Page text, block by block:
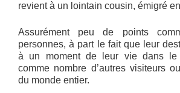
revient à un lointain cousin, émigré
Assurément peu de points
personnes, à part le fait que leur
à un moment de leur vie dans le
comme nombre d’autres visiteurs
du monde entier.